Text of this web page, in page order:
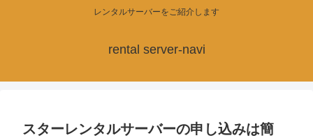
レンタルサーバーをご紹介します
rental server-navi
スターレンタルサーバーの申し込みは簡